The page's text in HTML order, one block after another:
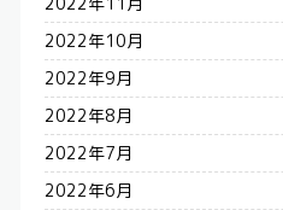
2022年10月
2022年9月
2022年8月
2022年7月
2022年6月